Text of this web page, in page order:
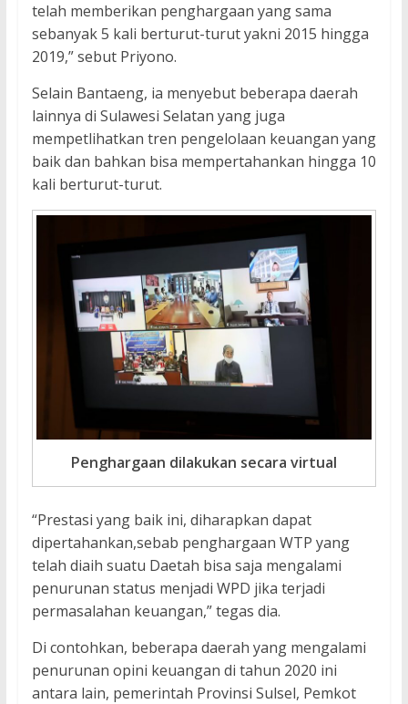
telah memberikan penghargaan yang sama
sebanyak 5 kali berturut-turut yakni 2015 hingga
2019,” sebut Priyono.
Selain Bantaeng, ia menyebut beberapa daerah
lainnya di Sulawesi Selatan yang juga
mempetlihatkan tren pengelolaan keuangan yang
baik dan bahkan bisa mempertahankan hingga 10
kali berturut-turut.
Penghargaan dilakukan secara virtual
“Prestasi yang baik ini, diharapkan dapat
dipertahankan,sebab penghargaan WTP yang
telah diaih suatu Daetah bisa saja mengalami
penurunan status menjadi WPD jika terjadi
permasalahan keuangan,” tegas dia.
Di contohkan, beberapa daerah yang mengalami
penurunan opini keuangan di tahun 2020 ini
antara lain, pemerintah Provinsi Sulsel, Pemkot